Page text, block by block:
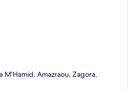
M'Hamid, Amazraou, Zagora,